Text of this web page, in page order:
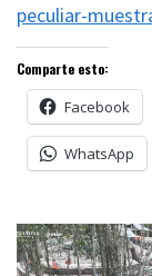
peculiar-
Comparte esto:
Facebook
WhatsApp